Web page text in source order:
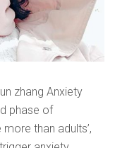
zhang Anxiety
phase of
than adults’,